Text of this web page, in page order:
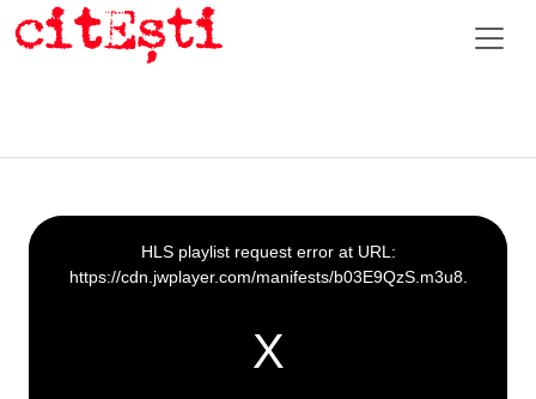
This
is
a
window.
HLS playlist request error at URL:
https://cdn.jwplayer.com/manifests/b03E9QzS.m3u8.